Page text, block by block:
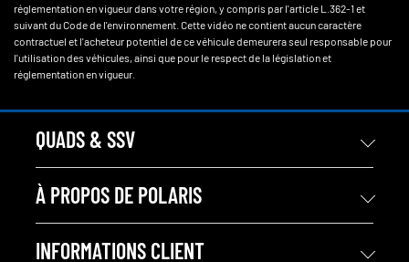
réglementation en vigueur dans votre région, y compris par l'article L.362-1 et
suivant du Code de l'environnement. Cette vidéo ne contient aucun caractère
contractuel et l'acheteur potentiel de ce véhicule demeurera seul responsable pour
l'utilisation des véhicules, ainsi que pour le respect de la législation et
réglementation en vigueur.
QUADS & SSV
À PROPOS DE POLARIS
INFORMATIONS CLIENT